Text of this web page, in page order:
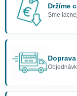
Držíme
Sme